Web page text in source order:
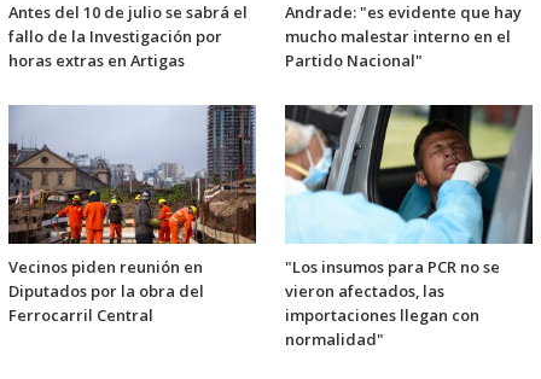
Antes del 10 de julio se sabrá el
fallo de la Investigación por
horas extras en Artigas
Andrade: "es evidente que hay
mucho malestar interno en el
Partido Nacional"
Vecinos piden reunión en
Diputados por la obra del
Ferrocarril Central
"Los insumos para PCR no se
vieron afectados, las
importaciones llegan con
normalidad"